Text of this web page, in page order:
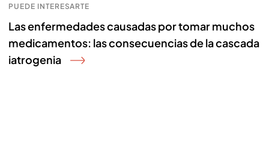
PUEDE INTERESARTE
Las enfermedades causadas por tomar muchos
medicamentos: las consecuencias de la cascada
iatrogenia